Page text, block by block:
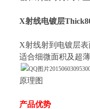
X射线电镀层
X射线射到电镀层
适合细微面积及超
原理图
产品优势